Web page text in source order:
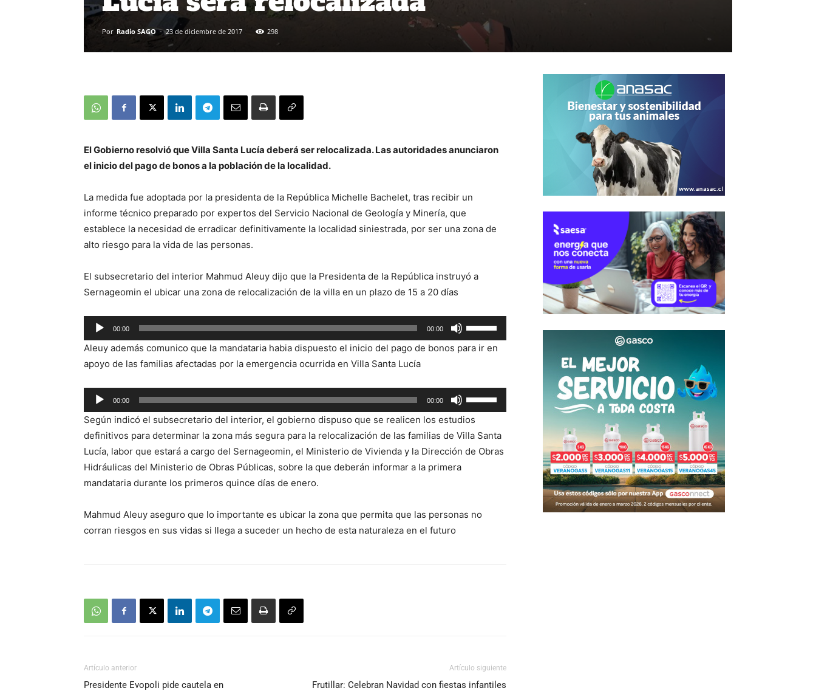
Por Radio SAGO - 23 de diciembre de 2017 298
El Gobierno resolvió que Villa Santa Lucía deberá ser relocalizada. Las autoridades anunciaron
el inicio del pago de bonos a la población de la localidad.
La medida fue adoptada por la presidenta de la República Michelle Bachelet, tras recibir un
informe técnico preparado por expertos del Servicio Nacional de Geología y Minería, que
establece la necesidad de erradicar definitivamente la localidad siniestrada, por ser una zona de
alto riesgo para la vida de las personas.
El subsecretario del interior Mahmud Aleuy dijo que la Presidenta de la República instruyó a
Sernageomin el ubicar una zona de relocalización de la villa en un plazo de 15 a 20 días
Reproductor
de
audio
00:00 00:00
las
teclas
flecha
arriba/abajo
para
aumentar
o
Aleuy además comunico que la mandataria habia dispuesto el inicio del pago de bonos para ir en
apoyo de las familias afectadas por la emergencia ocurrida en Villa Santa Lucía
Reproductor
de
audio
00:00 00:00
las
teclas
de
flecha
o
Según indicó el subsecretario del interior, el gobierno dispuso que se realicen los estudios
definitivos para determinar la zona más segura para la relocalización de las familias de Villa Santa
Lucía, labor que estará a cargo del Sernageomin, el Ministerio de Vivienda y la Dirección de Obras
Hidráulicas del Ministerio de Obras Públicas, sobre la que deberán informar a la primera
mandataria durante los primeros quince días de enero.
Mahmud Aleuy aseguro que lo importante es ubicar la zona que permita que las personas no
corran riesgos en sus vidas si llega a suceder un hecho de esta naturaleza en el futuro
Artículo anterior
Presidente Evopoli pide cautela en
Artículo siguiente
Frutillar: Celebran Navidad con fiestas infantiles